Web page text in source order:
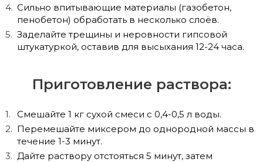
Сильно впитывающие материалы (газобетон,
пенобетон) обработать в несколько слоёв.
Заделайте трещины и неровности гипсовой
штукатуркой, оставив для высыхания 12-24 часа.
Приготовление раствора:
Смешайте 1 кг сухой смеси с 0,4-0,5 л воды.
Перемешайте миксером до однородной массы в
течение 1-3 минут.
Дайте раствору отстояться 5 минут, затем